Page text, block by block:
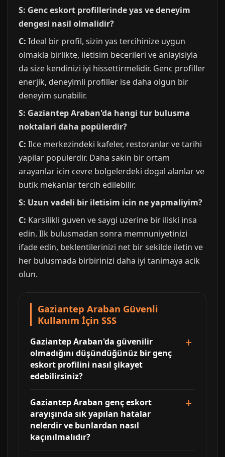
S: Genc eskort profillerinde yas ve deneyim
dengesi nasil olmalidir?
C: Ideal bir profil, sizin yas tercihinize uygun
olmakla birlikte, iletisim becerileri ve anlayisiyla
da size kendinizi iyi hissettirmelidir. Genc profiller
enerjik, deneyimli profiller ise daha olgun bir
deneyim sunabilir.
S: Gaziantep Araban'da hangi tur bulusma
noktalari daha popülerdir?
C: Ilce merkezindeki kafeler, restoranlar ve tarihi
yapilar popülerdir. Daha sakin bir ortam
arayanlar icin cevre bolgelerdeki dogal alanlar ve
butik mekanlar tercih edilebilir.
S: Uzun vadeli bir iletisim icin ne yapmaliyim?
C: Karsilikli guven ve saygi uzerine bir iliski insa
edin. Ilk bulusmadan sonra memnuniyetinizi
ifade edin, beklentilerinizi net bir sekilde iletin ve
her bulusmada birbirinizi daha iyi tanimaya acik
olun.
Gaziantep Araban Güvenli
Kullanım İçin SSS
Gaziantep Araban'da güvenilir
olmadığını düşündüğünüz bir genç
eskort profilini nasıl şikayet
edebilirsiniz?
Gaziantep Araban genç eskort
arayışında sık yapılan hatalar
nelerdir ve bunlardan nasıl
kaçınılmalıdır?